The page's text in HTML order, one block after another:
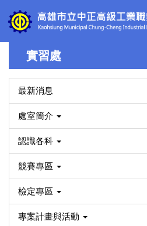
到
主
實習處
最新消息
處室簡介
認識各科
競賽專區
檢定專區
專案計畫與活動